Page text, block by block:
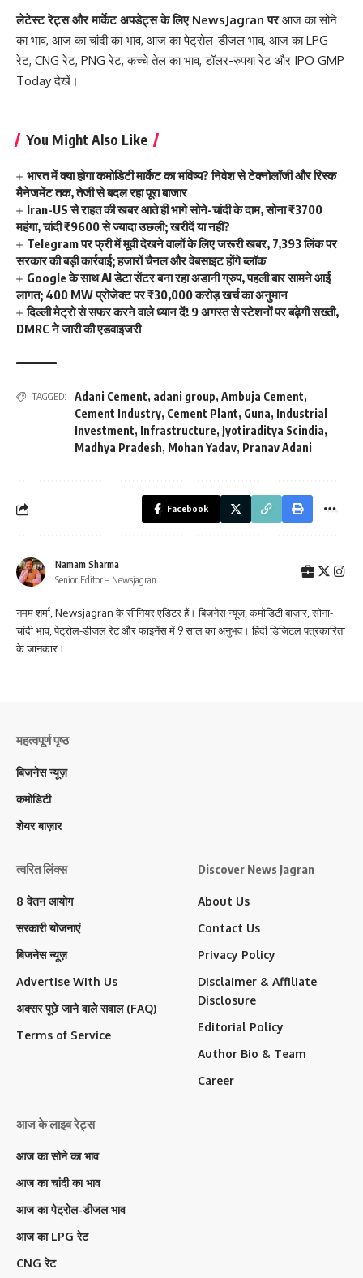
लेटेस्ट रेट्स और मार्केट अपडेट्स के लिए NewsJagran पर आज का सोने
का भाव, आज का चांदी का भाव, आज का पेट्रोल-डीजल भाव, आज का LPG
रेट, CNG रेट, PNG रेट,कच्चे तेल का भाव,डॉलर-रुपया रेट और IPO GMP
Todayदेखें।
You Might Also Like
भारत में क्या होगा कमोडिटी मार्केट का भविष्य? निवेश से टेक्नोलॉजी और रिस्क
मैनेजमेंट तक, तेजी से बदल रहा पूरा बाजार
Iran-US से राहत की खबर आते ही भागे सोने-चांदी के दाम, सोना ₹3700
महंगा, चांदी ₹9600 से ज्यादा उछली; खरीदें या नहीं?
Telegram पर फ्री में मूवी देखने वालों के लिए जरूरी खबर, 7,393 लिंक पर
सरकार की बड़ी कार्रवाई; हजारों चैनल और वेबसाइट होंगे ब्लॉक
Google के साथ AI डेटा सेंटर बना रहा अडानी ग्रुप, पहली बार सामने आई
लागत; 400 MW प्रोजेक्ट पर ₹30,000 करोड़ खर्च का अनुमान
दिल्ली मेट्रो से सफर करने वाले ध्यान दें! 9 अगस्त से स्टेशनों पर बढ़ेगी सख्ती,
DMRC ने जारी की एडवाइजरी
TAGGED: Adani Cement, adani group, Ambuja Cement,
Cement Industry, Cement Plant, Guna, Industrial
Investment, Infrastructure, Jyotiraditya Scindia,
Madhya Pradesh, Mohan Yadav, Pranav Adani
Facebook
Namam Sharma
Senior Editor – Newsjagran
नमम शर्मा, Newsjagran के सीनियर एडिटर हैं। बिज़नेस न्यूज़, कमोडिटी बाज़ार, सोना-
चांदी भाव, पेट्रोल-डीजल रेट और फाइनेंस में 9 साल का अनुभव। हिंदी डिजिटल पत्रकारिता
के जानकार।
महत्वपूर्ण पृष्ठ
बिजनेस न्यूज़
कमोडिटी
शेयर बाज़ार
त्वरित लिंक्स
8 वेतन आयोग
सरकारी योजनाएं
बिजनेस न्यूज़
Advertise With Us
अक्सर पूछे जाने वाले सवाल (FAQ)
Terms of Service
Discover News Jagran
About Us
Contact Us
Privacy Policy
Disclaimer & Affiliate
Disclosure
Editorial Policy
Author Bio & Team
Career
आज के लाइव रेट्स
आज का सोने का भाव
आज का चांदी का भाव
आज का पेट्रोल-डीजल भाव
आज का LPG रेट
CNG रेट